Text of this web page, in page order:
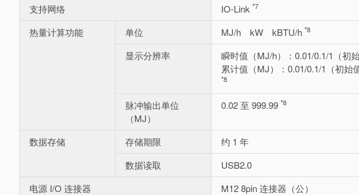
支持网络
IO-Link *7
热量计算功能 单位 MJ/h kW kBTU/h *8
显示分辨率
瞬时值（MJ/h）：0.01/0.1/1（初
累计值（MJ）：0.01/0.1/1（初始
*8
脉冲输出单位
（MJ）
0.02 至 999.99 *8
数据存储 存储期限
约 1 年
数据读取
USB2.0
电源 I/O 连接器
M12 8pin 连接器（公）